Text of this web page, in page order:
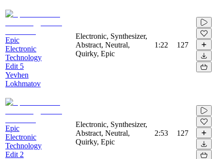
Epic
Electronic
Technology
Edit 5
Yevhen
Lokhmatov
Electronic, Synthesizer,
Abstract, Neutral,
Quirky, Epic
1:22 127
Epic
Electronic
Technology
Edit 2
Electronic, Synthesizer,
Abstract, Neutral,
Quirky, Epic
2:53 127